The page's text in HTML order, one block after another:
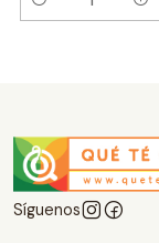
Cantidad
Síguenos